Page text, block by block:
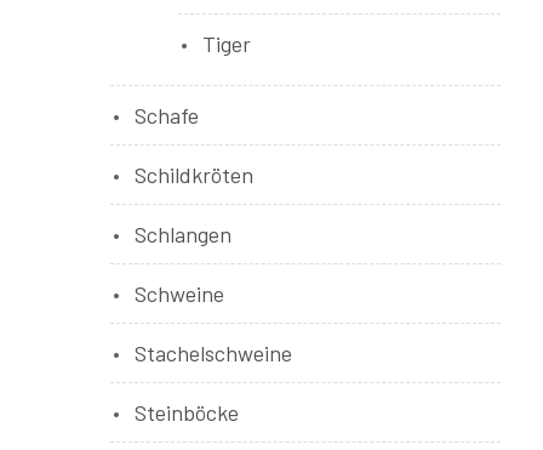
Tiger
Schafe
Schildkröten
Schlangen
Schweine
Stachelschweine
Steinböcke